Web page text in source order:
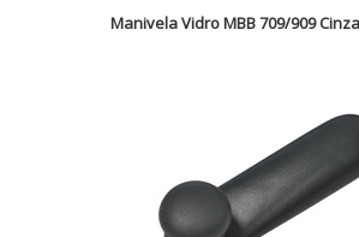
Manivela Vidro MBB 709/909